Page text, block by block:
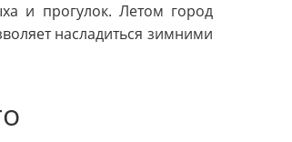
и прогулок. Летом город
насладиться зимними